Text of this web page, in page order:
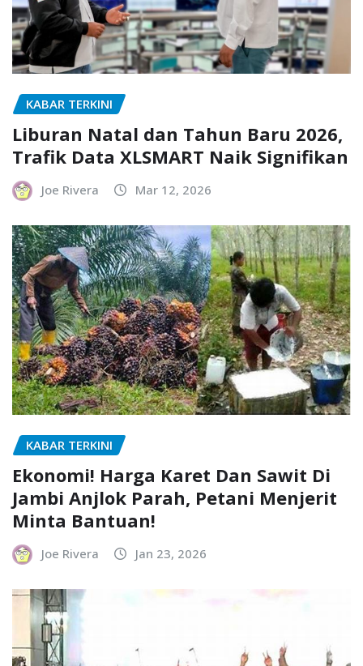
KABAR TERKINI
Liburan Natal dan Tahun Baru 2026,
Trafik Data XLSMART Naik Signifikan
Joe Rivera Mar 12, 2026
KABAR TERKINI
Ekonomi! Harga Karet Dan Sawit Di
Jambi Anjlok Parah, Petani Menjerit
Minta Bantuan!
Joe Rivera Jan 23, 2026